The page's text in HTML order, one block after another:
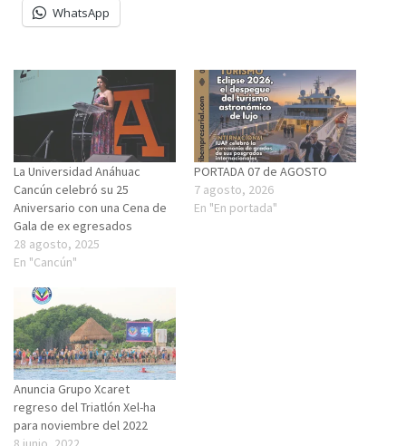
WhatsApp
La Universidad Anáhuac
Cancún celebró su 25
Aniversario con una Cena de
Gala de ex egresados
28 agosto, 2025
En "Cancún"
PORTADA 07 de AGOSTO
7 agosto, 2026
En "En portada"
Anuncia Grupo Xcaret
regreso del Triatlón Xel-ha
para noviembre del 2022